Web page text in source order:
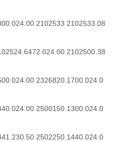
2102533 2102533.08
2102500.38
2326820.1700.024.0
2500150.1300.024.0
2502250.1440.024.0